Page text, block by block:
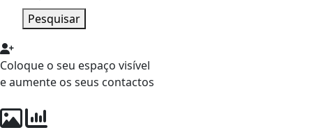
Pesquisar
Coloque o seu espaço visível
e aumente os seus contactos